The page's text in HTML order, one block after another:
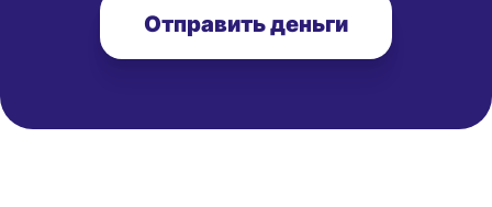
Отправить деньги